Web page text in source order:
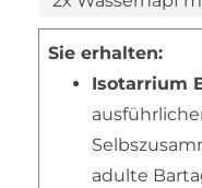
Sie erhalten:
Isotarrium
adulte